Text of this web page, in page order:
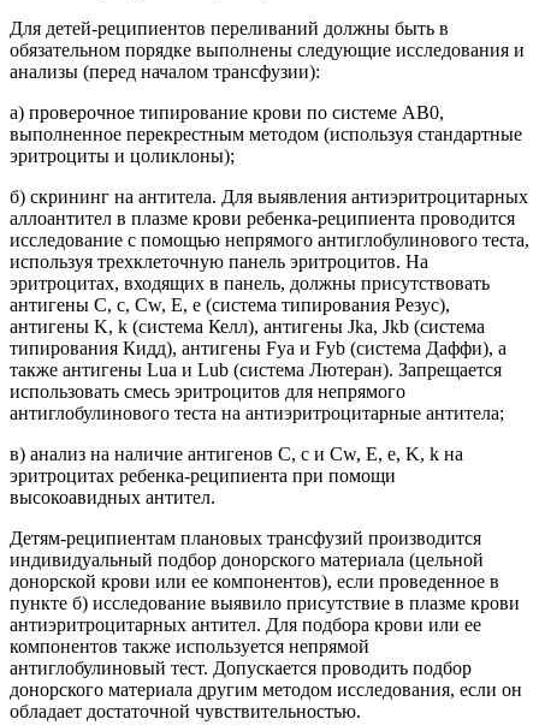
Для детей-реципиентов переливаний должны быть в
обязательном порядке выполнены следующие исследования и
анализы (перед началом трансфузии):
а) проверочное типирование крови по системе AB0,
выполненное перекрестным методом (используя стандартные
эритроциты и цоликлоны);
б) скрининг на антитела. Для выявления антиэритроцитарных
аллоантител в плазме крови ребенка-реципиента проводится
исследование с помощью непрямого антиглобулинового теста,
используя трехклеточную панель эритроцитов. На
эритроцитах, входящих в панель, должны присутствовать
антигены C, c, Cw, E, e (система типирования Резус),
антигены K, k (система Келл), антигены Jka, Jkb (система
типирования Кидд), антигены Fya и Fyb (система Даффи), а
также антигены Lua и Lub (система Лютеран). Запрещается
использовать смесь эритроцитов для непрямого
антиглобулинового теста на антиэритроцитарные антитела;
в) анализ на наличие антигенов C, c и Cw, E, e, K, k на
эритроцитах ребенка-реципиента при помощи
высокоавидных антител.
Детям-реципиентам плановых трансфузий производится
индивидуальный подбор донорского материала (цельной
донорской крови или ее компонентов), если проведенное в
пункте б) исследование выявило присутствие в плазме крови
антиэритроцитарных антител. Для подбора крови или ее
компонентов также используется непрямой
антиглобулиновый тест. Допускается проводить подбор
донорского материала другим методом исследования, если он
обладает достаточной чувствительностью.